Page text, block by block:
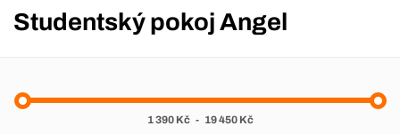
Studentský pokoj Angel
1 390 Kč - 19 450 Kč